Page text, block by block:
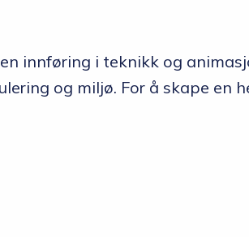
innføring i teknikk og
og miljø. For å skape en